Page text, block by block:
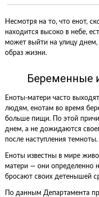
Несмотря на то, что енот,
находится высоко в небе,
может выйти на улицу
образ жизни.
Беременные
Еноты-матери часто
людям, енотам во время
больше пищи. По этой
днем, а не дожидаются
после наступления темноты.
Еноты известны в мире
матери — они определенно
бросают своих детенышей
По данным Департамента